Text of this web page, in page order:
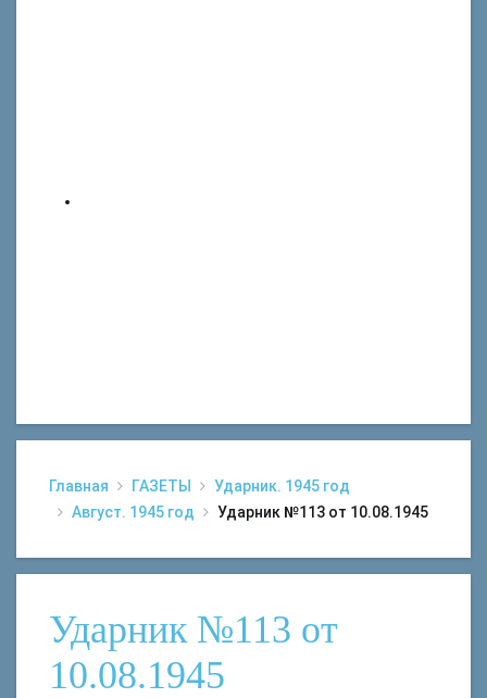
Главная ГАЗЕТЫ
Ударник. 1945 год
Август. 1945 год
Ударник №113 от 10.08.1945
Ударник №113 от
10.08.1945